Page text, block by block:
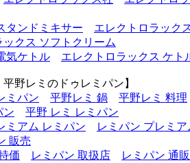
タンドミキサー
エレクトロラック
クス ソフトクリーム
気ケトル
エレクトロラックス ケト
野レミのドゥレミパン】
ミパン 平野レミ 鍋
平野レミ 料理
ン
平野 レミ レミパン
ミアム レミパン
レミパン プレミア
販売
価
レミパン 取扱店
レミパン 通販